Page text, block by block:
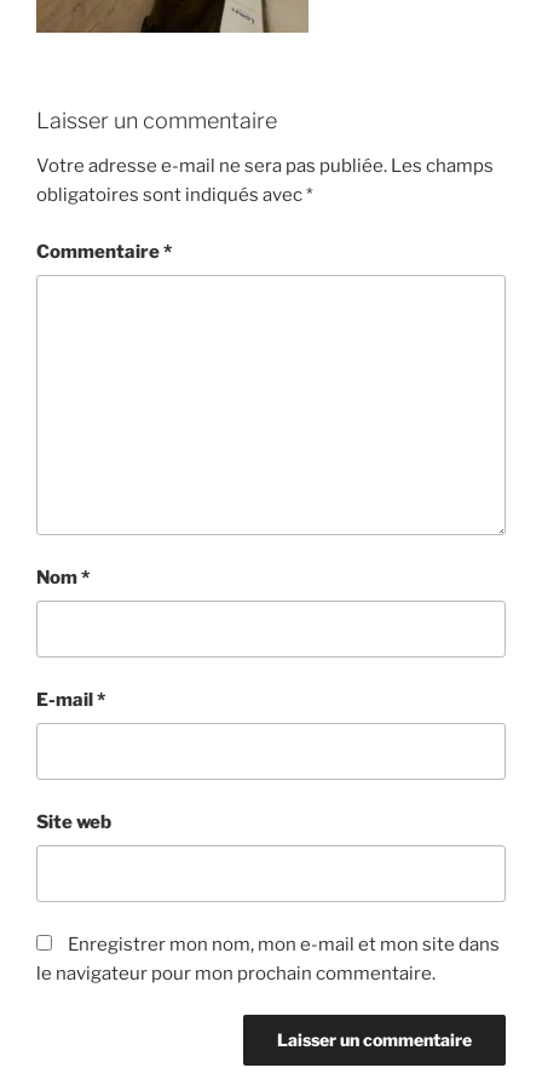
Laisser un commentaire
Votre adresse e-mail ne sera pas publiée. Les champs
obligatoires sont indiqués avec*
Commentaire*
Nom*
E-mail*
Site web
Enregistrer mon nom, mon e-mail et mon site dans
le navigateur pour mon prochain commentaire.